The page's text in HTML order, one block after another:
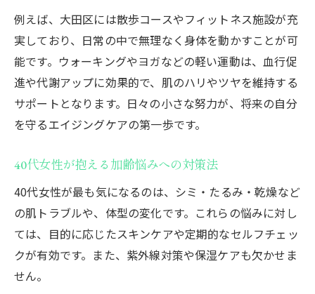
40代女性が注目すべき肌ハリアップ法
日常の工夫で肌のハリを高めるポイント
大田区で体験できる最新の肌ケア施術
40代女性のためのハリケア成分選び方
継続しやすい肌ハリ習慣の作り方とは
40代女性が実践する若々しさを保つ日課
忙しい毎日でも続く簡単エイジングケア
食事や睡眠で若々しさを高める生活法
日常に取り入れる美容と健康の秘訣
例えば、大田区には散歩コースやフィットネス施設が充
実しており、日常の中で無理なく身体を動かすことが可
能です。ウォーキングやヨガなどの軽い運動は、血行促
進や代謝アップに効果的で、肌のハリやツヤを維持する
サポートとなります。日々の小さな努力が、将来の自分
を守るエイジングケアの第一歩です。
40代女性が抱える加齢悩みへの対策法
40代女性が最も気になるのは、シミ・たるみ・乾燥など
の肌トラブルや、体型の変化です。これらの悩みに対し
ては、目的に応じたスキンケアや定期的なセルフチェッ
クが有効です。また、紫外線対策や保湿ケアも欠かせま
せん。